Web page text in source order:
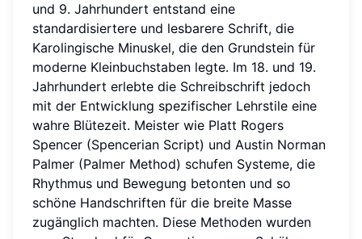
und 9. Jahrhundert entstand eine
standardisiertere und lesbarere Schrift, die
Karolingische Minuskel, die den Grundstein für
moderne Kleinbuchstaben legte. Im 18. und 19.
Jahrhundert erlebte die Schreibschrift jedoch
mit der Entwicklung spezifischer Lehrstile eine
wahre Blütezeit. Meister wie Platt Rogers
Spencer (Spencerian Script) und Austin Norman
Palmer (Palmer Method) schufen Systeme, die
Rhythmus und Bewegung betonten und so
schöne Handschriften für die breite Masse
zugänglich machten. Diese Methoden wurden